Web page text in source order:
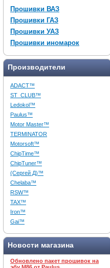
Прошивки ВАЗ
Прошивки ГАЗ
Прошивки УАЗ
Прошивки иномарок
Производители
ADACT™
ST_CLUB™
Ledokol™
Paulus™
Motor Master™
TERMINATOR
Motorsoft™
ChipTime™
ChipTuner™
(Сергей Д)™
Chelaba™
RSW™
TAX™
Iron™
Gai™
Новости магазина
Обновлено пакет прошивок на